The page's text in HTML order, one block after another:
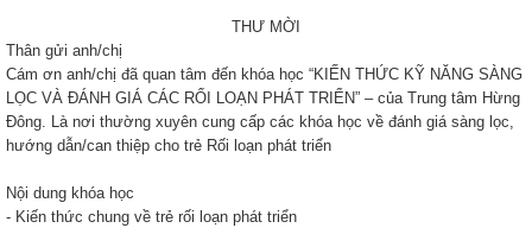
THƯ MỜI
Thân gửi anh/chị
Cám ơn anh/chị đã quan tâm đến khóa học “KIẾN THỨC KỸ NĂNG SÀNG
LỌC VÀ ĐÁNH GIÁ CÁC RỐI LOẠN PHÁT TRIỂN” – của Trung tâm Hừng
Đông. Là nơi thường xuyên cung cấp các khóa học về đánh giá sàng lọc,
hướng dẫn/can thiệp cho trẻ Rối loạn phát triển
Nội dung khóa học
- Kiến thức chung về trẻ rối loạn phát triển